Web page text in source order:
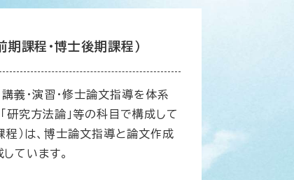
期課程・博士後期課程）
義・演習・修士論文指導を体系
研究方法論」等の科目で構成して
程）は、博士論文指導と論文作成
ています。